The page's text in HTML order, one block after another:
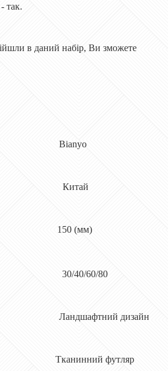
так.
в даний набір, Ви зможете
Bianyo
Китай
(мм)
30/40/60/80
дизайн
футляр